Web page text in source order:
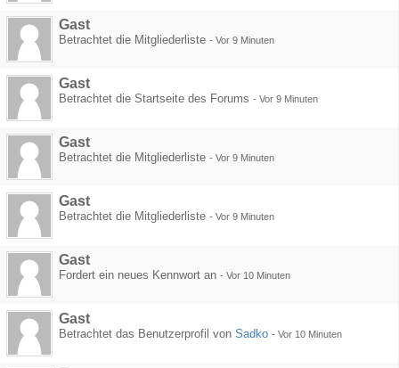
Gast
Betrachtet die Mitgliederliste - Vor 9 Minuten
Gast
Betrachtet die Startseite des Forums - Vor 9 Minuten
Gast
Betrachtet die Mitgliederliste - Vor 9 Minuten
Gast
Betrachtet die Mitgliederliste - Vor 9 Minuten
Gast
Fordert ein neues Kennwort an - Vor 10 Minuten
Gast
Betrachtet das Benutzerprofil von Sadko - Vor 10 Minuten